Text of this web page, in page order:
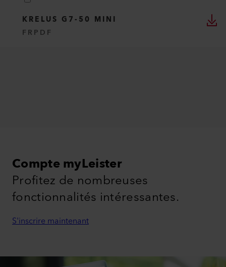
KRELUS G7-50 MINI
FR PDF
Compte myLeister
Profitez de nombreuses
fonctionnalités intéressantes.
S'inscrire maintenant